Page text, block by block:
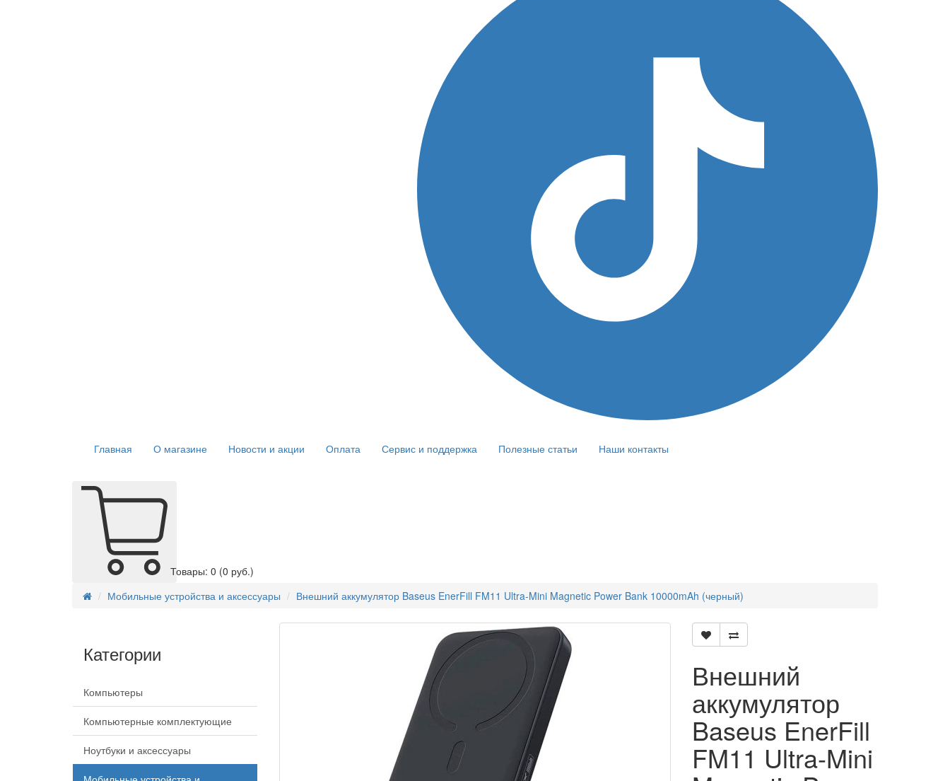
Главная О магазине Новости и акции Оплата Сервис и поддержка Полезные статьи Наши контакты
Товары: 0 (0 руб.)
Мобильные устройства и аксессуары
Внешний аккумулятор Baseus EnerFill FM11 Ultra-Mini Magnetic Power Bank 10000mAh (черный)
Категории
Компьютеры
Компьютерные комплектующие
Ноутбуки и аксессуары
Внешний
аккумулятор
Baseus EnerFill
FM11 Ultra-Mini